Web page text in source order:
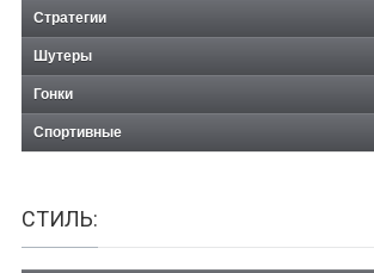
Стратегии
Шутеры
Гонки
Спортивные
СТИЛЬ: